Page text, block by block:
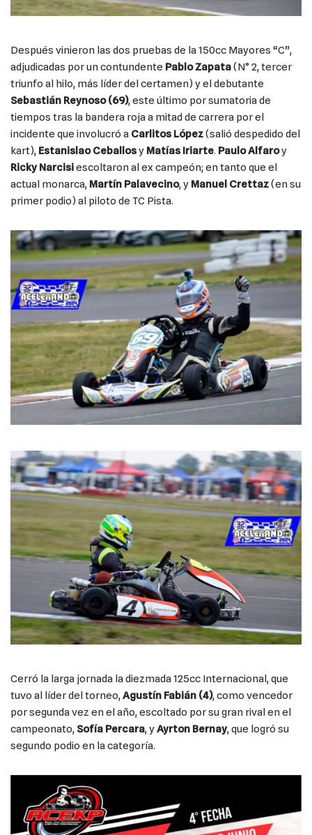
Después vinieron las dos pruebas de la 150cc Mayores “C”,
adjudicadas por un contundente Pablo Zapata(N° 2, tercer
triunfo al hilo, más líder del certamen) y el debutante
Sebastián Reynoso (69), este último por sumatoria de
tiempos tras la bandera roja a mitad de carrera por el
incidente que involucró a Carlitos López(salió despedido del
kart), Estanislao Ceballosy Matías Iriarte. Paulo Alfaroy
Ricky Narcisiescoltaron al ex campeón; en tanto que el
actual monarca, Martín Palavecino, y Manuel Crettaz(en su
primer podio) al piloto de TC Pista.
Cerró la larga jornada la diezmada 125cc Internacional, que
tuvo al líder del torneo,Agustín Fabián (4), como vencedor
por segunda vez en el año, escoltado por su gran rival en el
campeonato, Sofía Percara, yAyrton Bernay, que logró su
segundo podio en la categoría.